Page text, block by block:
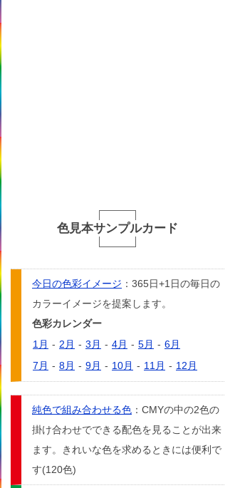
色見本サンプルカード
今日の色彩イメージ ：365日+1日の毎日の
カラーイメージを提案します。
色彩カレンダー
1月 - 2月 - 3月 - 4月 - 5月 - 6月
7月 - 8月 - 9月 - 10月 - 11月 - 12月
純色で組み合わせる色 ：CMYの中の2色の
掛け合わせでできる配色を見ることが出来
ます。きれいな色を求めるときには便利で
す(120色)